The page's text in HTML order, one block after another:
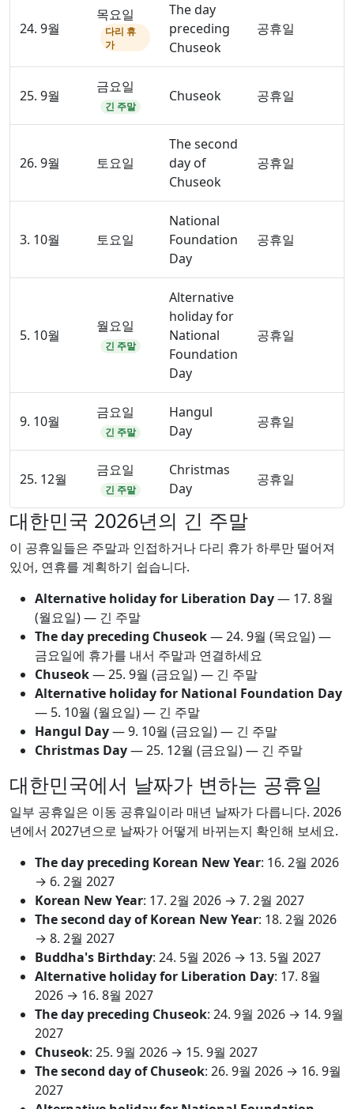
24. 9월
목요일
다리 휴
가
The day
preceding
Chuseok
공휴일
25. 9월
금요일
긴 주말
Chuseok 공휴일
26. 9월 토요일
The second
day of
Chuseok
공휴일
3. 10월 토요일
National
Foundation
Day
공휴일
5. 10월
월요일
긴 주말
Alternative
holiday for
National
Foundation
Day
공휴일
9. 10월
금요일
긴 주말
Hangul
Day
공휴일
25. 12월
금요일
긴 주말
Christmas
Day
공휴일
대한민국 2026년의 긴 주말
이 공휴일들은 주말과 인접하거나 다리 휴가 하루만 떨어져
있어, 연휴를 계획하기 쉽습니다.
Alternative holiday for Liberation Day— 17. 8월
(월요일) — 긴 주말
The day preceding Chuseok—24. 9월 (목요일) —
금요일에 휴가를 내서 주말과 연결하세요
Chuseok—25. 9월 (금요일) — 긴 주말
Alternative holiday for National Foundation Day
— 5. 10월 (월요일) — 긴 주말
Hangul Day—9. 10월 (금요일) — 긴 주말
Christmas Day—25. 12월 (금요일) — 긴 주말
대한민국에서 날짜가 변하는 공휴일
일부 공휴일은 이동 공휴일이라 매년 날짜가 다릅니다. 2026
년에서 2027년으로 날짜가 어떻게 바뀌는지 확인해 보세요.
The day preceding Korean New Year: 16. 2월 2026
→ 6. 2월 2027
Korean New Year: 17. 2월 2026 → 7. 2월 2027
The second day of Korean New Year: 18. 2월 2026
→ 8. 2월 2027
Buddha's Birthday: 24. 5월 2026 → 13. 5월 2027
Alternative holiday for Liberation Day: 17. 8월
2026 → 16. 8월 2027
The day preceding Chuseok: 24. 9월 2026 → 14. 9월
2027
Chuseok: 25. 9월 2026 → 15. 9월 2027
The second day of Chuseok: 26. 9월 2026 → 16. 9월
2027